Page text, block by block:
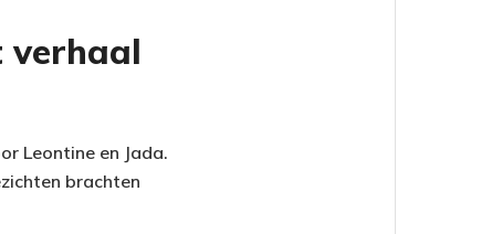
verhaal
Leontine en Jada.
brachten